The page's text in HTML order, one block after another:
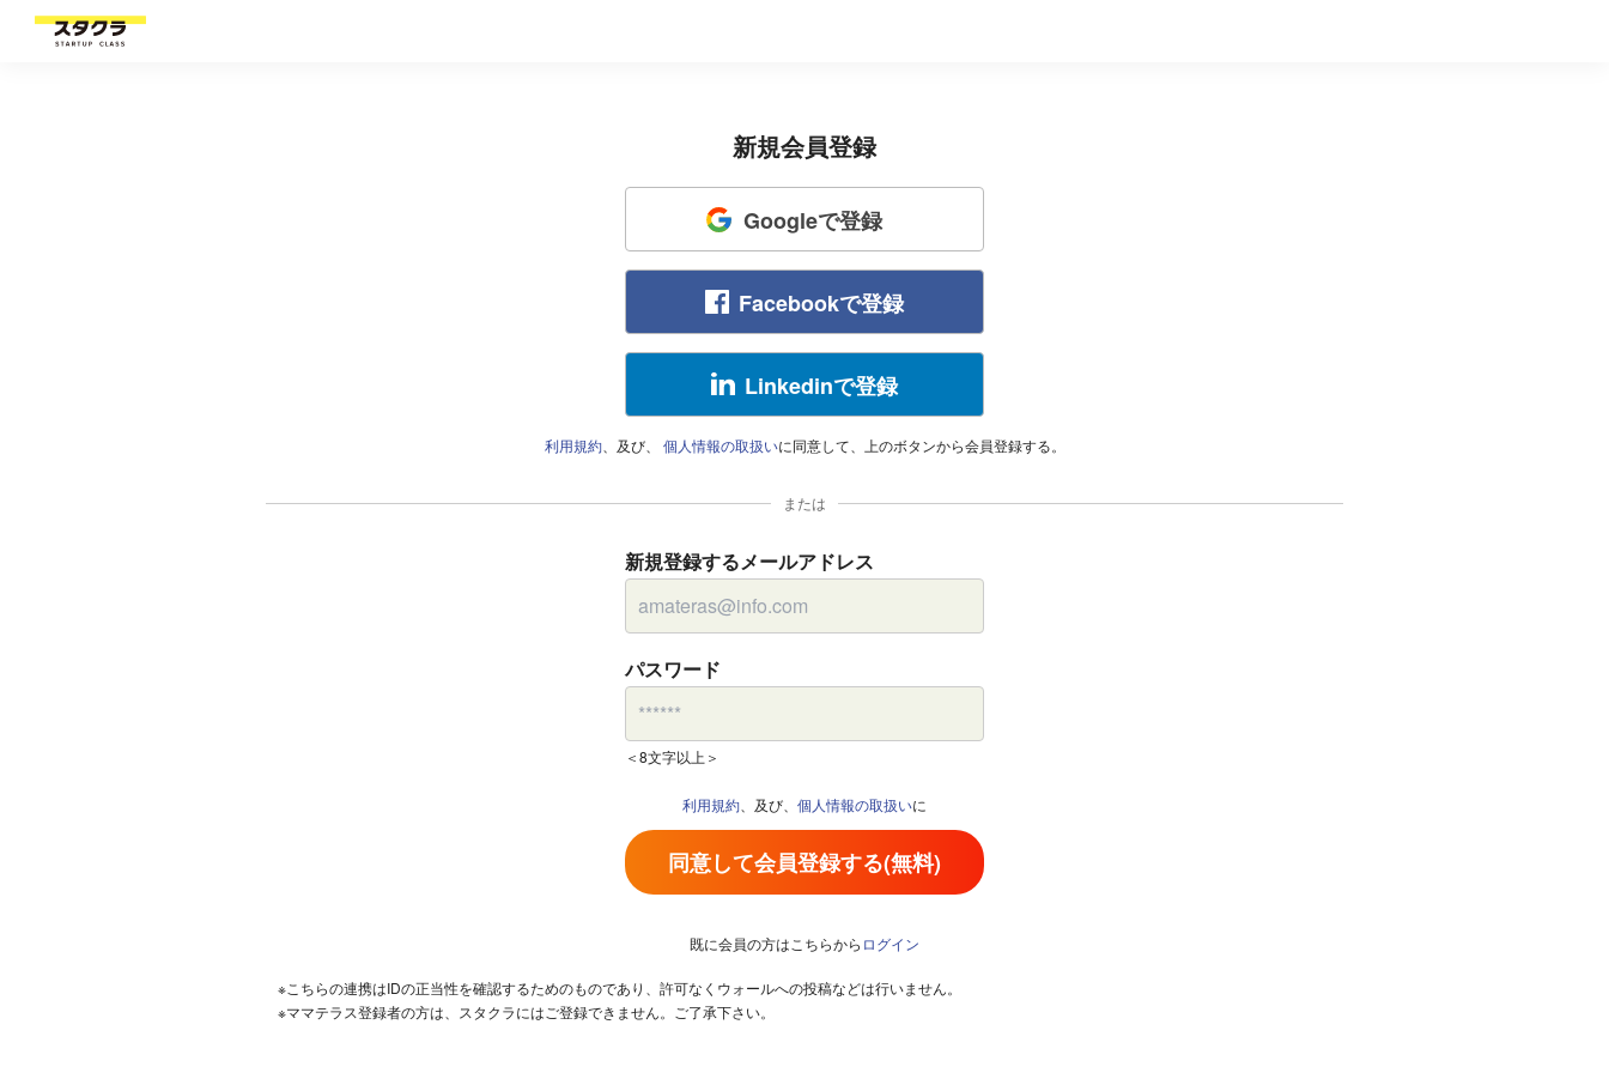
新規会員登録
Googleで登録
Facebookで登録
Linkedinで登録
利用規約、及び、 個人情報の取扱いに同意して、上のボタンから会員登録する。
または
新規登録するメールアドレス
パスワード
＜8文字以上＞
利用規約 、及び、 個人情報の取扱いに
同意して会員登録する(無料)
既に会員の方はこちらから ログイン
※こちらの連携はIDの正当性を確認するためのものであり、許可なくウォールへの投稿などは行いません。
※ママテラス登録者の方は、スタクラにはご登録できません。ご了承下さい。